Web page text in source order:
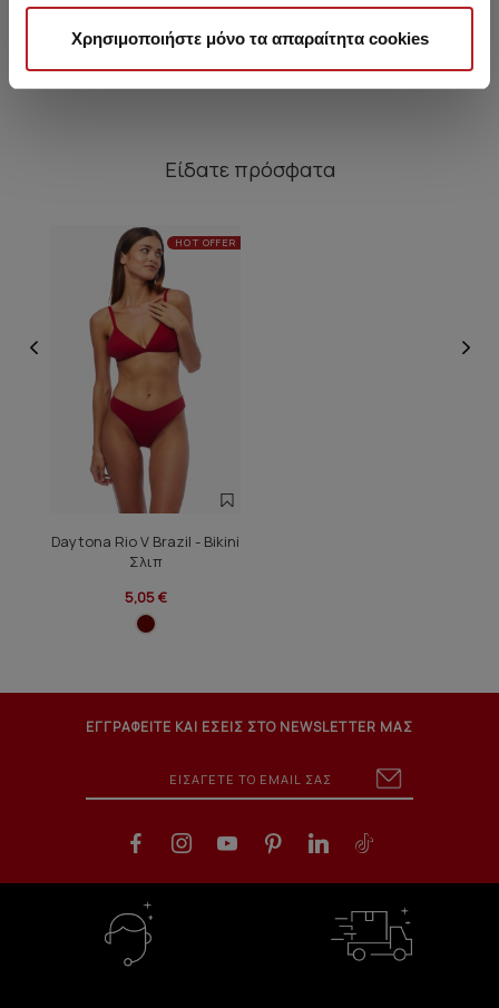
Χρησιμοποιήστε μόνο τα απαραίτητα cookies
Είδατε πρόσφατα
HOT OFFER
Daytona Rio V Brazil - Bikini
Σλιπ
5,05 €
ΕΓΓΡΑΦΕΙΤΕ ΚΑΙ ΕΣΕΙΣ ΣΤΟ NEWSLETTER ΜΑΣ